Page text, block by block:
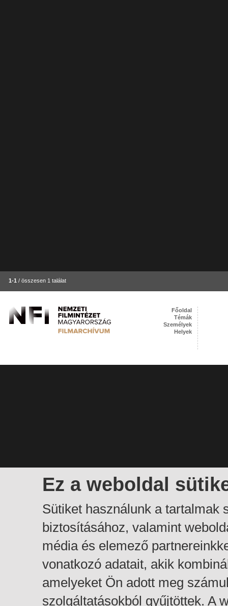
1-1 / összesen 1 találat
Ez a weboldal
Sütiket használunk a tartalmak
biztosításához, valamint
média és elemező
vonatkozó adatait, akik
amelyeket Ön adott meg
szolgáltatásokból gyűjtöttek. A
Főoldal
Témák
Személyek
Helyek